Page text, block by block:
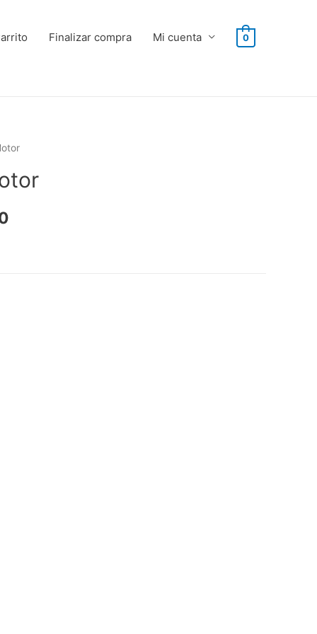
Finalizar compra Mi cuenta 0